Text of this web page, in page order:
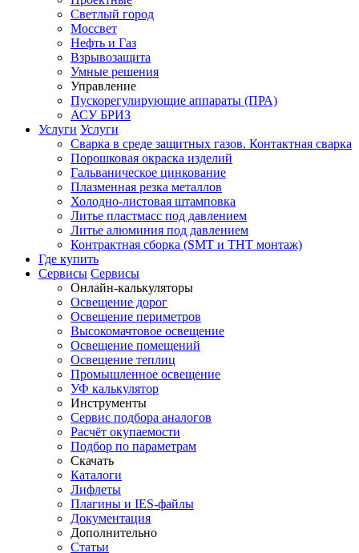
Светлый город
Моссвет
Нефть и Газ
Взрывозащита
Умные решения
Управление
Пускорегулирующие аппараты (ПРА)
АСУ БРИЗ
Услуги Услуги
Сварка в среде защитных газов. Контактная сварка
Порошковая окраска изделий
Гальваническое цинкование
Плазменная резка металлов
Холодно-листовая штамповка
Литье пластмасс под давлением
Литье алюминия под давлением
Контрактная сборка (SMT и THT монтаж)
Где купить
Сервисы Сервисы
Онлайн-калькуляторы
Освещение дорог
Освещение периметров
Высокомачтовое освещение
Освещение помещений
Освещение теплиц
Промышленное освещение
УФ калькулятор
Инструменты
Сервис подбора аналогов
Расчёт окупаемости
Подбор по параметрам
Скачать
Каталоги
Лифлеты
Плагины и IES-файлы
Документация
Дополнительно
Статьи